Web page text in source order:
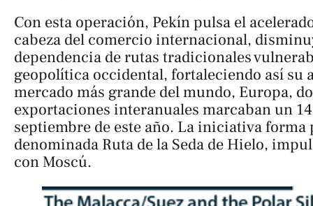
Con esta operación, Pekín pulsa el
cabeza del comercio internacional,
dependencia de rutas tradicionales
geopolítica occidental, fortaleciendo así su
mercado más grande del mundo, Europa,
exportaciones interanuales marcaban un
septiembre de este año. La iniciativa forma
denominada Ruta de la Seda de Hielo ,
con Moscú.